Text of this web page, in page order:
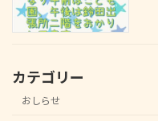
カテゴリー
おしらせ